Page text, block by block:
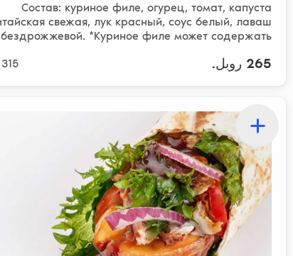
Состав: куриное филе, огурец, томат, капуста
свежая, лук красный, соус белый, лаваш
бездрожжевой. *Куриное филе может содержать
265 روبل. 315 غرام